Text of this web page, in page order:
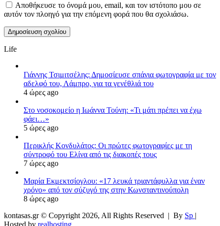
Αποθήκευσε το όνομά μου, email, και τον ιστότοπο μου σε
αυτόν τον πλοηγό για την επόμενη φορά που θα σχολιάσω.
Life
Γιάννης Τσιμιτσέλης: Δημοσίευσε σπάνια φωτογραφία με τον
αδελφό του, Λάμπρο, για τα γενέθλιά του
4 ώρες ago
Στο νοσοκομείο η Ιωάννα Τούνη: «Τι μάτι πρέπει να έχω
φάει…»
5 ώρες ago
Περικλής Κονδυλάτος: Οι πρώτες φωτογραφίες με τη
σύντροφό του Ελίνα από τις διακοπές τους
7 ώρες ago
Μαρία Εκμεκτσίογλου: «17 λευκά τριαντάφυλλα για έναν
χρόνο» από τον σύζυγό της στην Κωνσταντινούπολη
8 ώρες ago
kontasas.gr © Copyright 2026, All Rights Reserved | By Sp |
Hosted by realhosting